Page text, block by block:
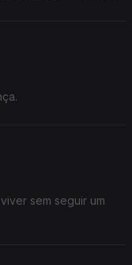
sem seguir um